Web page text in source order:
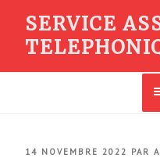
contenu
SERVICE
PUBLIÉ
14 NOVEMBRE 2022 PAR